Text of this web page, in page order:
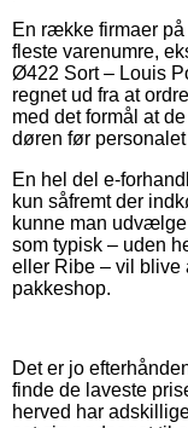
En række firmaer
fleste varenumre,
Ø422 Sort – Louis
regnet ud fra at
med det formål at
døren før
En hel del e-
kun såfremt der
kunne man
som typisk – uden
eller Ribe – vil blive
pakkeshop.
Det er jo
finde de laveste
herved har